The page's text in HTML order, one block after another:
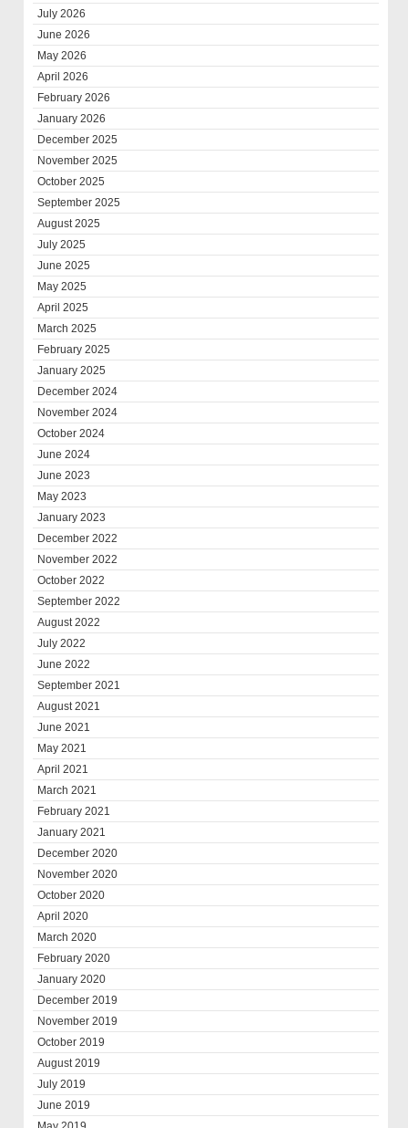
July 2026
June 2026
May 2026
April 2026
February 2026
January 2026
December 2025
November 2025
October 2025
September 2025
August 2025
July 2025
June 2025
May 2025
April 2025
March 2025
February 2025
January 2025
December 2024
November 2024
October 2024
June 2024
June 2023
May 2023
January 2023
December 2022
November 2022
October 2022
September 2022
August 2022
July 2022
June 2022
September 2021
August 2021
June 2021
May 2021
April 2021
March 2021
February 2021
January 2021
December 2020
November 2020
October 2020
April 2020
March 2020
February 2020
January 2020
December 2019
November 2019
October 2019
August 2019
July 2019
June 2019